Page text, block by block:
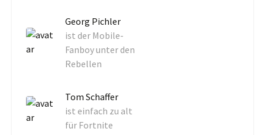
Georg Pichler
ist der Mobile-
Fanboy unter den
Rebellen
Tom Schaffer
ist einfach zu alt
für Fortnite